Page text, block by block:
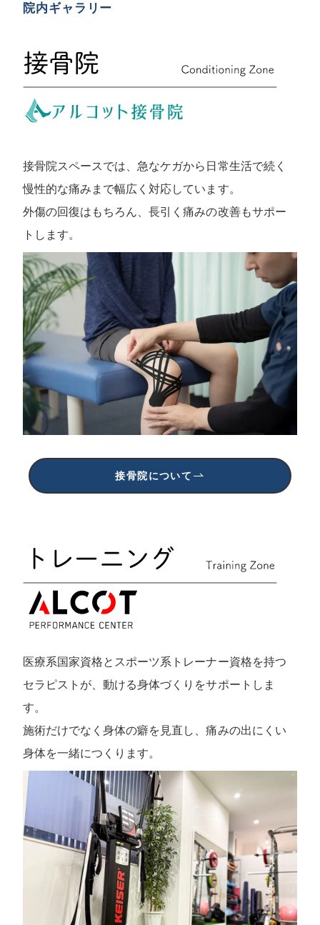
院内ギャラリー
接骨院スペースでは、急なケガから日常生活で続く
慢性的な痛みまで幅広く対応しています。
外傷の回復はもちろん、長引く痛みの改善もサポー
トします。
接骨院について
医療系国家資格とスポーツ系トレーナー資格を持つ
セラピストが、動ける身体づくりをサポートしま
す。
施術だけでなく身体の癖を見直し、痛みの出にくい
身体を一緒につくります。